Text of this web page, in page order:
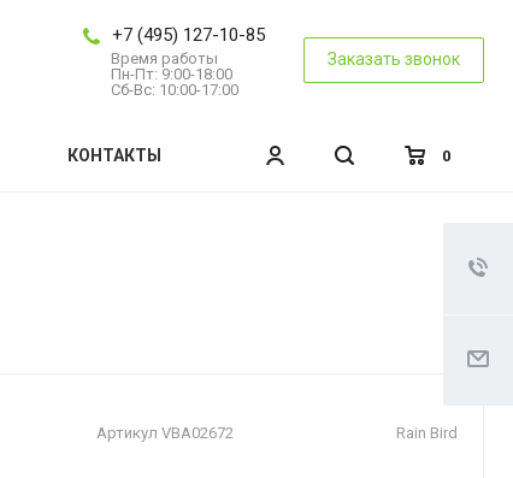
+7 (495) 127-10-85
Время работы
Пн-Пт: 9:00-18:00
Сб-Вс: 10:00-17:00
Заказать звонок
0
КОНТАКТЫ
Артикул VBA02672 Rain Bird